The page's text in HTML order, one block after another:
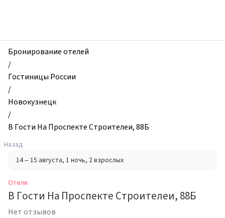
В
Гости
На
Проспекте
Строителеи,
88Б,
Новокузнецк,
Россия
Бронирование отелей
/
Гостиницы России
/
Новокузнецк
/
В Гости На Проспекте Строителеи, 88Б
Назад
14 – 15 августа, 1 ночь, 2 взрослых
Отели
В Гости На Проспекте Строителеи, 88Б
Нет отзывов